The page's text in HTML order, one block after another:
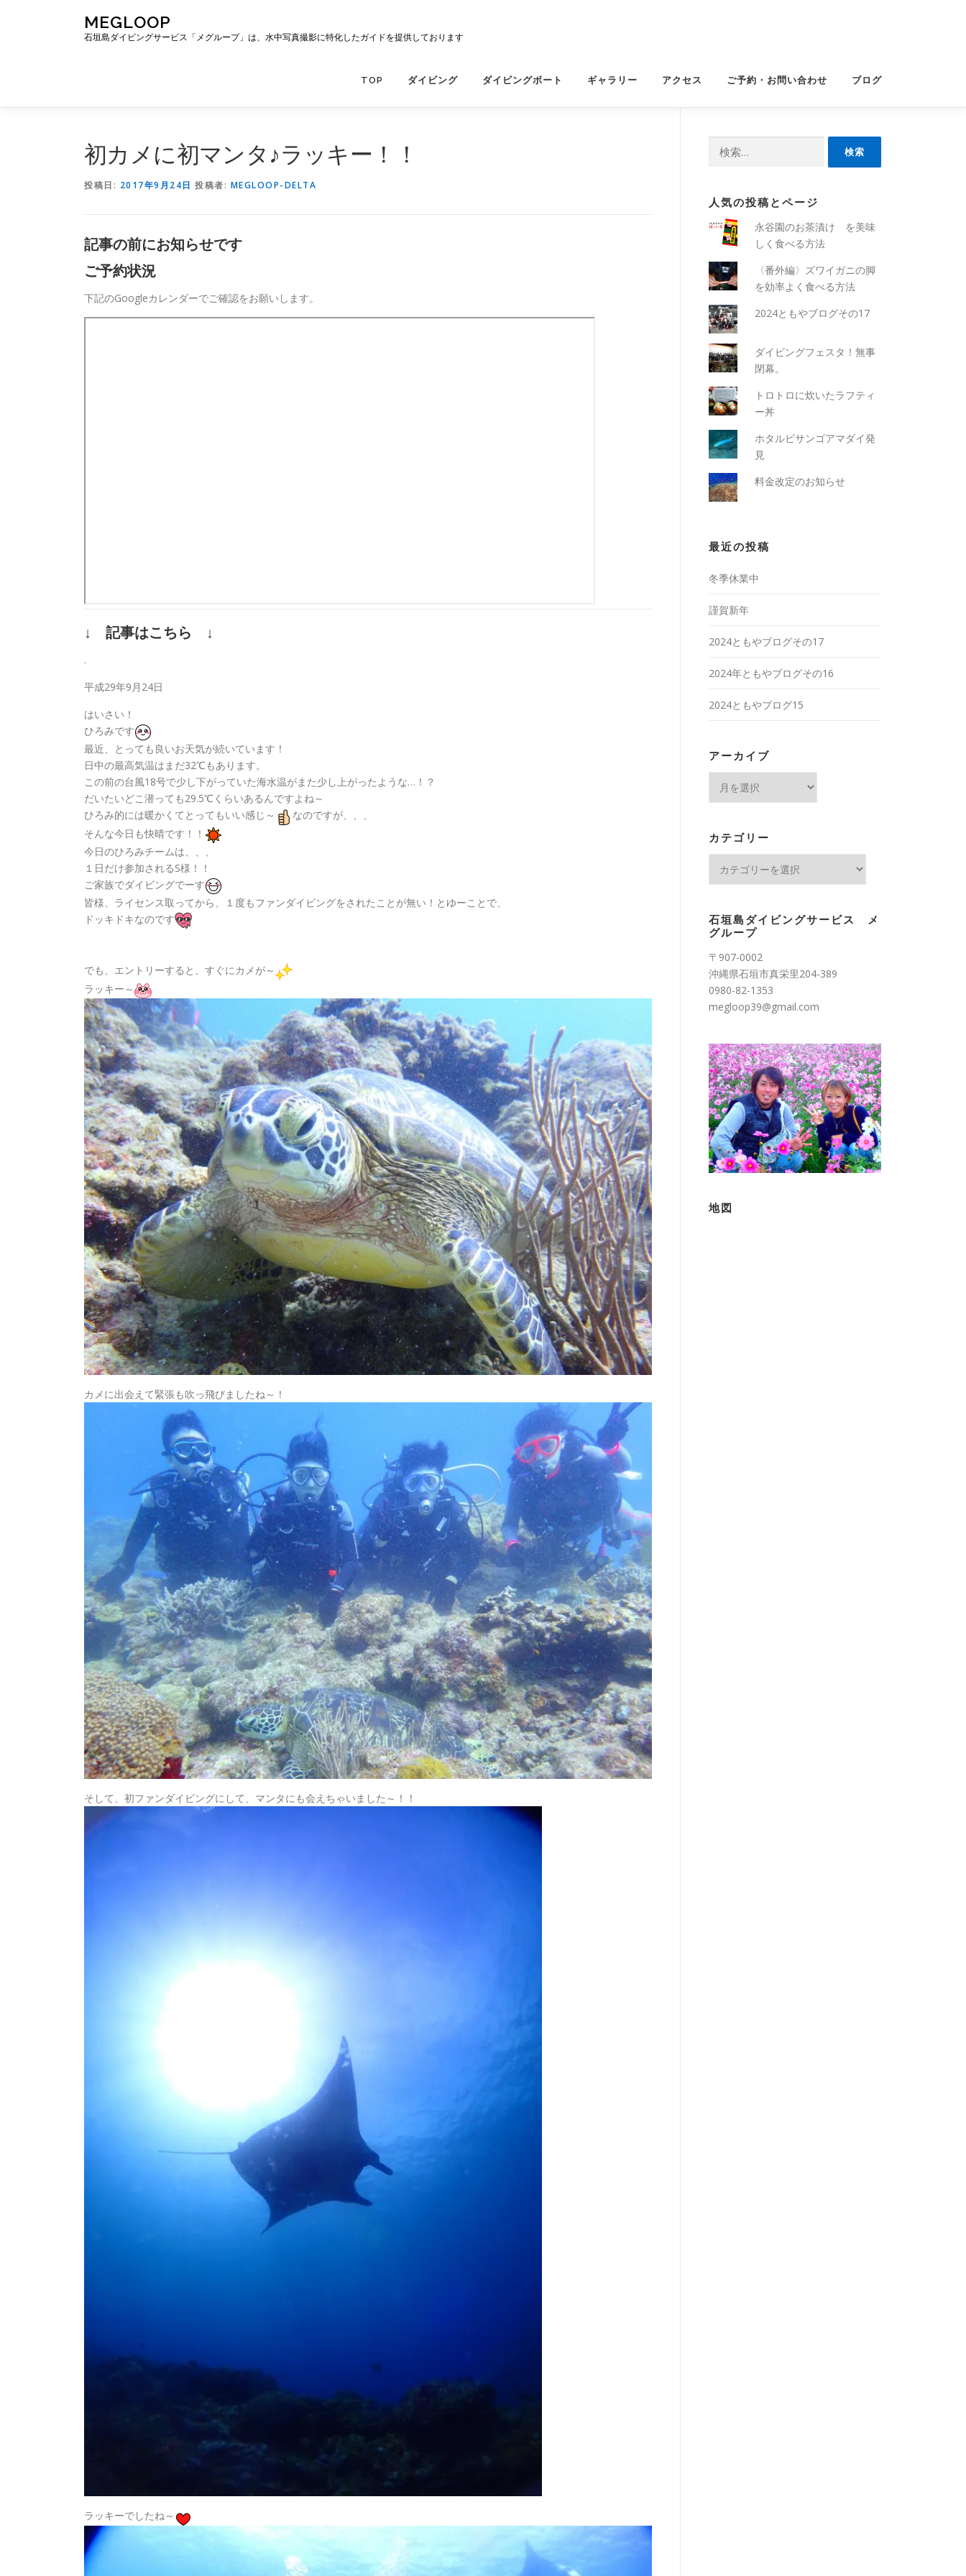
ス
MEGLOOP
石垣島ダイビングサービス「メグループ」は、水中写真撮影に特化したガイドを提供しております
TOP ダイビング ダイビングボート ギャラリー アクセス ご予約・お問い合わせ ブログ
初カメに初マンタ♪ラッキー！！
投稿日: 2017年9月24日 投稿者: MEGLOOP-DELTA
記事の前にお知らせです
ご予約状況
下記のGoogleカレンダーでご確認をお願いします。
↓ 記事はこちら ↓
.
平成29年9月24日
はいさい！
ひろみです
最近、とっても良いお天気が続いています！
日中の最高気温はまだ32℃もあります。
この前の台風18号で少し下がっていた海水温がまた少し上がったような…！？
だいたいどこ潜っても29.5℃くらいあるんですよね～
ひろみ的には暖かくてとってもいい感じ～
なのですが、、、
そんな今日も快晴です！！
今日のひろみチームは、、、
１日だけ参加されるS様！！
ご家族でダイビングでーす
皆様、ライセンス取ってから、１度もファンダイビングをされたことが無い！とゆーことで、
ドッキドキなのです
でも、エントリーすると、すぐにカメが～
ラッキー～
カメに出会えて緊張も吹っ飛びましたね～！
そして、初ファンダイビングにして、マンタにも会えちゃいました～！！
ラッキーでしたね～
人気の投稿とページ
永谷園のお茶漬け を美味
しく食べる方法
〈番外編〉ズワイガニの脚
を効率よく食べる方法
2024ともやブログその17
ダイビングフェスタ！無事
閉幕。
トロトロに炊いたラフティ
ー丼
ホタルビサンゴアマダイ発
見
料金改定のお知らせ
最近の投稿
冬季休業中
謹賀新年
2024ともやブログその17
2024年ともやブログその16
2024ともやブログ15
アーカイブ
ブ
カテゴリー
ー
石垣島ダイビングサービス メ
グループ
〒907-0002
沖縄県石垣市真栄里204-389
0980-82-1353
megloop39@gmail.com
地図